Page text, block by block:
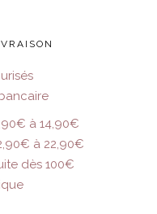
à 14,90€
à 22,90€
dès 100€